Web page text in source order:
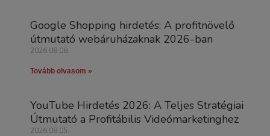
Google Shopping hirdetés: A profitnövelő
útmutató webáruházaknak 2026-ban
2026.08.08.
Tovább olvasom »
YouTube Hirdetés 2026: A Teljes Stratégiai
Útmutató a Profitábilis Videómarketinghez
2026.08.05.